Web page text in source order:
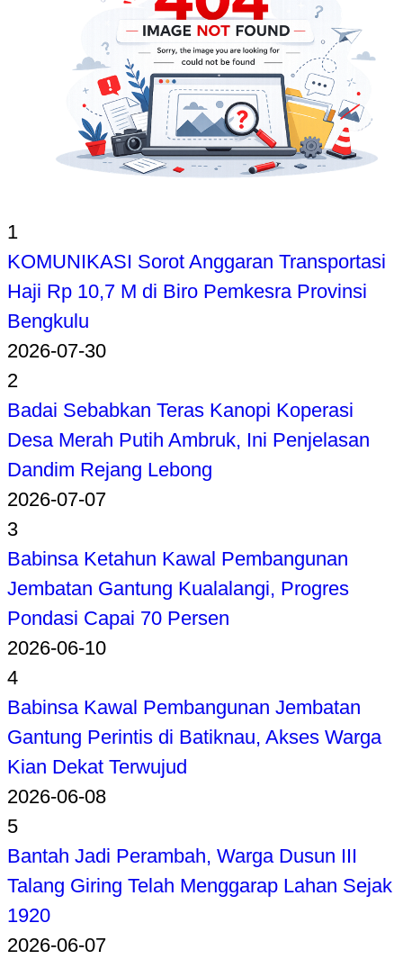
1
KOMUNIKASI Sorot Anggaran Transportasi
Haji Rp 10,7 M di Biro Pemkesra Provinsi
Bengkulu
2026-07-30
2
Badai Sebabkan Teras Kanopi Koperasi
Desa Merah Putih Ambruk, Ini Penjelasan
Dandim Rejang Lebong
2026-07-07
3
Babinsa Ketahun Kawal Pembangunan
Jembatan Gantung Kualalangi, Progres
Pondasi Capai 70 Persen
2026-06-10
4
Babinsa Kawal Pembangunan Jembatan
Gantung Perintis di Batiknau, Akses Warga
Kian Dekat Terwujud
2026-06-08
5
Bantah Jadi Perambah, Warga Dusun III
Talang Giring Telah Menggarap Lahan Sejak
1920
2026-06-07